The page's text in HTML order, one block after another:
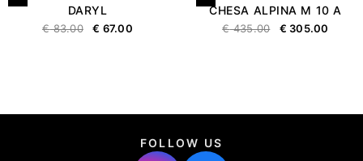
DARYL
€83.00 € 67.00
CHESA ALPINA M 10 A
€435.00 € 305.00
FOLLOW US